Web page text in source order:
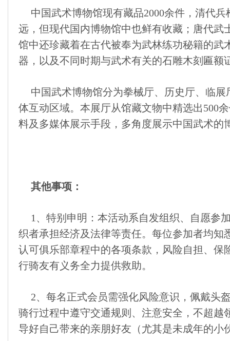
中国武术博物馆现有藏品2000余件，清代
远，但现代国内博物馆中也鲜有收藏；唐代武
馆中还珍藏着在古代被奉为武林练功秘籍的武
器，以及不同时期与武术有关的石雕木刻匾额
中国武术博物馆分为拳械厅、历史厅、临
体互动区域。本展厅从馆藏文物中精选出500
料及多媒体展示手段，多角度展示中国武术的
其他事项：
1、特别申明：本活动系自发组织、自愿参
织者承担经济及法律等责任。每位参加者均知
认可俱乐部章程中的各项条款，风险自担、保
行骑友有义务全力提供救助。
2、每名正式会员需强化风险意识，佩戴头
骑行过程中遵守交通规则、注意安全，不超越
导好自己带来的亲朋好友（尤其是未成年的小